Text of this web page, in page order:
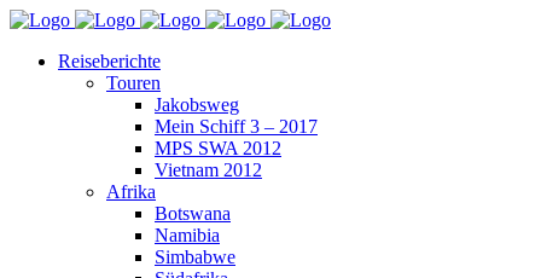
Reiseberichte
Touren
Jakobsweg
Mein Schiff 3 – 2017
MPS SWA 2012
Vietnam 2012
Afrika
Botswana
Namibia
Simbabwe